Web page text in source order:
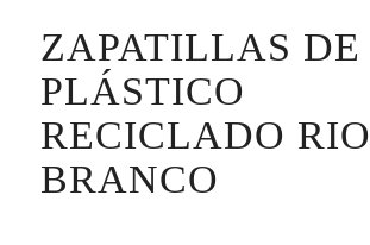
ZAPATILLAS DE
PLÁSTICO
RECICLADO RIO
BRANCO